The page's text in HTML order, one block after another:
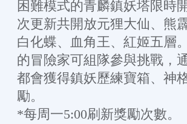
困難模式的青麟鎮妖塔限時
次更新共開放元狸大仙、熊
白化蝶、血角王、紅姬五層
的冒險家可組隊參與挑戰，
都會獲得鎮妖歷練寶箱、神
勵。
*每周一5:00刷新獎勵次數。